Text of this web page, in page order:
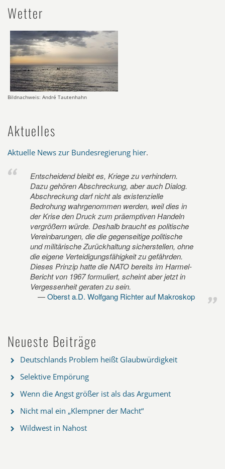
Wetter
Bildnachweis: André Tautenhahn
Aktuelles
Aktuelle News zur Bundesregierung hier.
Entscheidend bleibt es, Kriege zu verhindern.
Dazu gehören Abschreckung, aber auch Dialog.
Abschreckung darf nicht als existenzielle
Bedrohung wahrgenommen werden, weil dies in
der Krise den Druck zum präemptiven Handeln
vergrößern würde. Deshalb braucht es politische
Vereinbarungen, die die gegenseitige politische
und militärische Zurückhaltung sicherstellen, ohne
die eigene Verteidigungsfähigkeit zu gefährden.
Dieses Prinzip hatte die NATO bereits im Harmel-
Bericht von 1967 formuliert, scheint aber jetzt in
Vergessenheit geraten zu sein.
Oberst a.D. Wolfgang Richter auf Makroskop
Neueste Beiträge
Deutschlands Problem heißt Glaubwürdigkeit
Selektive Empörung
Wenn die Angst größer ist als das Argument
Nicht mal ein „Klempner der Macht“
Wildwest in Nahost